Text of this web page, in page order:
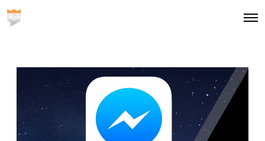
O
e
n